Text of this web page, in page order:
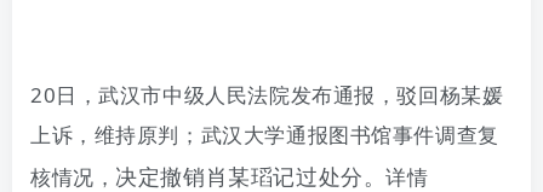
20日，武汉市中级人民法院发布通报，驳回杨某媛
上诉，维持原判；武汉大学通报图书馆事件调查复
核情况， 决定撤销肖某瑫记过处分。详情